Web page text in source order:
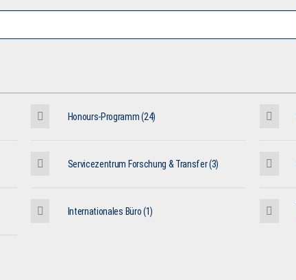
Honours-Programm (24)
Servicezentrum Forschung & Transfer (3)
Internationales Büro (1)